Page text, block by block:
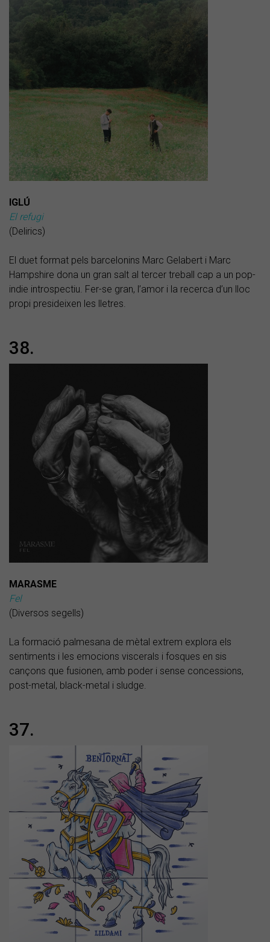
IGLÚ
El refugi
(Delirics)
El duet format pels barcelonins Marc Gelabert i Marc
Hampshire dona un gran salt al tercer treball cap a un pop-
indie introspectiu. Fer-se gran, l’amor i la recerca d’un lloc
propi presideixen les lletres.
38.
MARASME
Fel
(Diversos segells)
La formació palmesana de mètal extrem explora els
sentiments i les emocions viscerals i fosques en sis
cançons que fusionen, amb poder i sense concessions,
post-metal, black-metal i sludge.
37.